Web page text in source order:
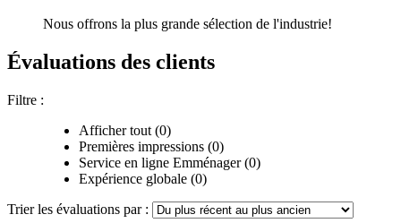
Nous offrons la plus grande sélection de l'industrie!
Évaluations des clients
Filtre :
Afficher tout (0)
Premières impressions (0)
Service en ligne Emménager (0)
Expérience globale (0)
Trier les évaluations par :